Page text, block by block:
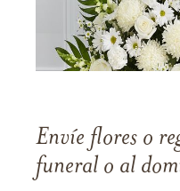
Envíe flores o
funeral o al